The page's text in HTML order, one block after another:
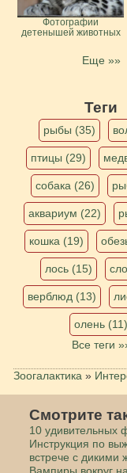
Фотографии
детенышей животных
Еще »»
Теги
рыбы (35)
птицы (29)
собака (26)
аквариум (22)
кошка (19)
лось (15)
верблюд (13)
олень (11)
Все теги
Зоогалактика »
Смотрите
10 удивительных
Инструкция по
встрече с дикими
Вампиры вокруг